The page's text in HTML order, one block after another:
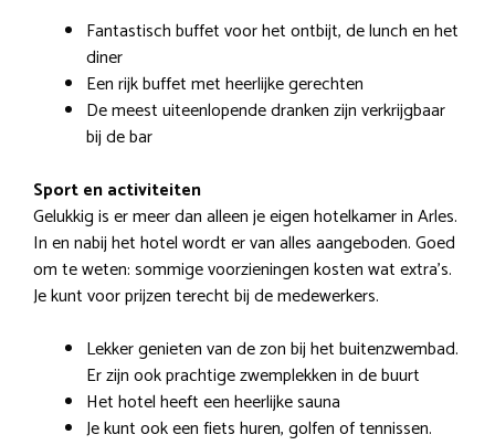
Fantastisch buffet voor het ontbijt, de lunch en het
diner
Een rijk buffet met heerlijke gerechten
De meest uiteenlopende dranken zijn verkrijgbaar
bij de bar
Sport en activiteiten
Gelukkig is er meer dan alleen je eigen hotelkamer in Arles.
In en nabij het hotel wordt er van alles aangeboden. Goed
om te weten: sommige voorzieningen kosten wat extra’s.
Je kunt voor prijzen terecht bij de medewerkers.
Lekker genieten van de zon bij het buitenzwembad.
Er zijn ook prachtige zwemplekken in de buurt
Het hotel heeft een heerlijke sauna
Je kunt ook een fiets huren, golfen of tennissen.